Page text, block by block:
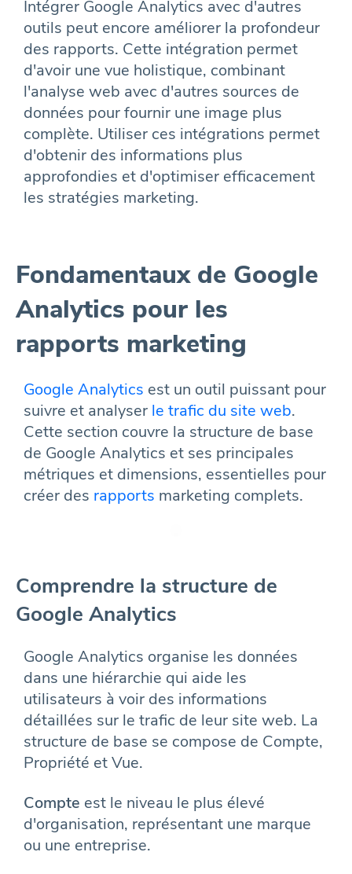
Intégrer Google Analytics avec d'autres
outils peut encore améliorer la profondeur
des rapports. Cette intégration permet
d'avoir une vue holistique, combinant
l'analyse web avec d'autres sources de
données pour fournir une image plus
complète. Utiliser ces intégrations permet
d'obtenir des informations plus
approfondies et d'optimiser efficacement
les stratégies marketing.
Fondamentaux de Google
Analytics pour les
rapports marketing
Google Analytics est un outil puissant pour
suivre et analyser le trafic du site web.
Cette section couvre la structure de base
de Google Analytics et ses principales
métriques et dimensions, essentielles pour
créer des rapports marketing complets.
Comprendre la structure de
Google Analytics
Google Analytics organise les données
dans une hiérarchie qui aide les
utilisateurs à voir des informations
détaillées sur le trafic de leur site web. La
structure de base se compose de Compte,
Propriété et Vue.
Compte est le niveau le plus élevé
d'organisation, représentant une marque
ou une entreprise.